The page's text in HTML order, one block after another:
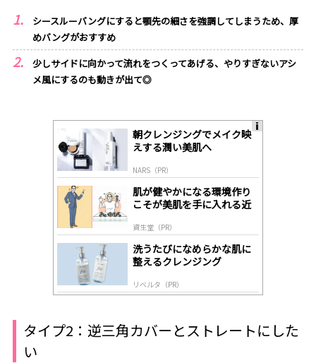
シースルーバングにすると顎先の細さを強調してしまうため、厚
めバングがおすすめ
少しサイドに向かって流れをつくってあげる、やりすぎないアシ
メ風にするのも動きが出て◎
朝クレンジングでメイク映
えする潤い美肌へ
NARS（PR）
肌が健やかになる環境作り
こそが美肌を手に入れる近
資生堂（PR）
洗うたびになめらかな肌に
整えるクレンジング
リベルタ（PR）
タイプ2：逆三角カバーとストレートにした
い